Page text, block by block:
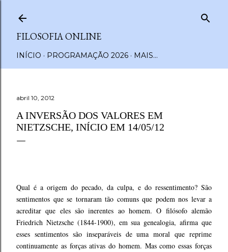
FILOSOFIA ONLINE
INÍCIO PROGRAMAÇÃO 2026 MAIS…
abril 10, 2012
A INVERSÃO DOS VALORES EM
NIETZSCHE, INÍCIO EM 14/05/12
Qual é a origem do pecado, da culpa, e do ressentimento? São
sentimentos que se tornaram tão comuns que podem nos levar a
acreditar que eles são inerentes ao homem. O filósofo alemão
Friedrich Nietzsche (1844-1900), em sua genealogia, afirma que
esses sentimentos são inseparáveis de uma moral que reprime
continuamente as forças ativas do homem. Mas como essas forças